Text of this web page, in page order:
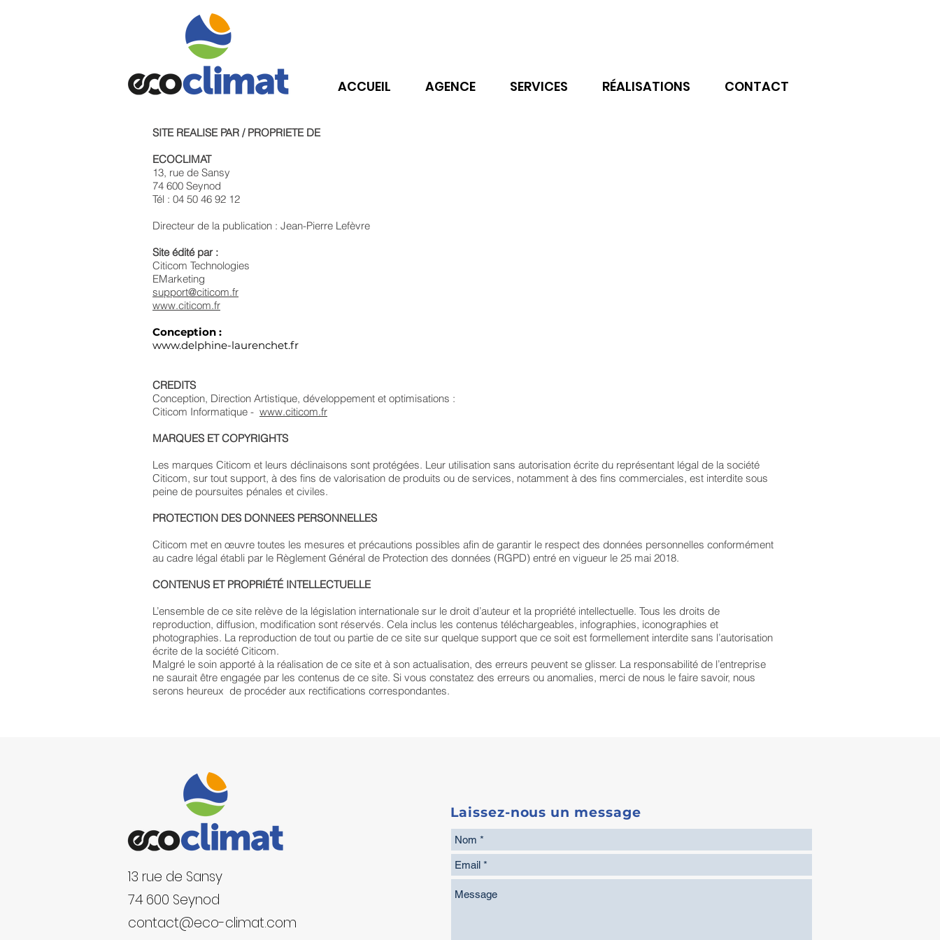
ACCUEIL AGENCE SERVICES RÉALISATIONS CONTACT
SITE REALISE PAR / PROPRIETE DE
ECOCLIMAT
13, rue de Sansy
74 600 Seynod
Tél : 04 50 46 92 12
Directeur de la publication : Jean-Pierre Lefèvre
Site édité par :
Citicom Technologies
EMarketing
support@citicom.fr
www.citicom.fr
Conception :
www.delphine-laurenchet.fr
CREDITS
Conception, Direction Artistique, développement et optimisations :
Citicom Informatique - www.citicom.fr
MARQUES ET COPYRIGHTS
Les marques Citicom et leurs déclinaisons sont protégées. Leur utilisation sans autorisation écrite du représentant légal de la société
Citicom, sur tout support, à des fins de valorisation de produits ou de services, notamment à des fins commerciales, est interdite sous
peine de poursuites pénales et civiles.
PROTECTION DES DONNEES PERSONNELLES
Citicom met en œuvre toutes les mesures et précautions possibles afin de garantir le respect des données personnelles conformément
au cadre légal établi par le Règlement Général de Protection des données (RGPD) entré en vigueur le 25 mai 2018.
CONTENUS ET PROPRIÉTÉ INTELLECTUELLE
L’ensemble de ce site relève de la législation internationale sur le droit d’auteur et la propriété intellectuelle. Tous les droits de
reproduction, diffusion, modification sont réservés. Cela inclus les contenus téléchargeables, infographies, iconographies et
photographies. La reproduction de tout ou partie de ce site sur quelque support que ce soit est formellement interdite sans l’autorisation
écrite de la société Citicom.
Malgré le soin apporté à la réalisation de ce site et à son actualisation, des erreurs peuvent se glisser. La responsabilité de l’entreprise
ne saurait être engagée par les contenus de ce site. Si vous constatez des erreurs ou anomalies, merci de nous le faire savoir, nous
serons heureux de procéder aux rectifications correspondantes.
13 rue de Sansy
74 600 Seynod
contact@eco-climat.com
Laissez-nous un message